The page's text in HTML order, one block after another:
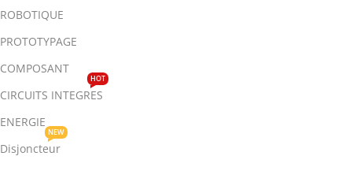
ROBOTIQUE
PROTOTYPAGE
COMPOSANT
CIRCUITS INTEGRES
HOT
ENERGIE
Disjoncteur
NEW